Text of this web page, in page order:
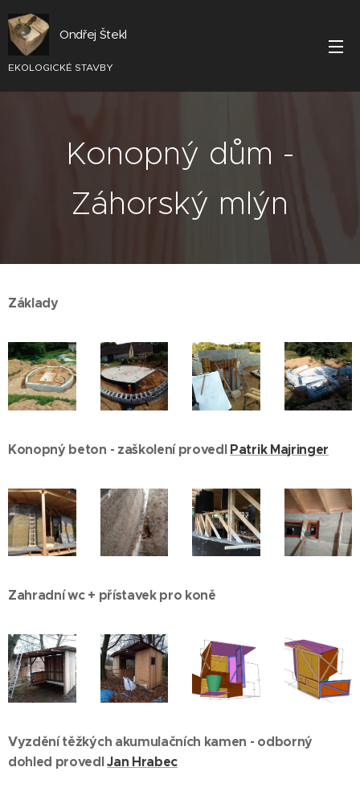
Ondřej Štekl
EKOLOGICKÉ STAVBY
Konopný dům -
Záhorský mlýn
Základy
Konopný beton - zaškolení provedlPatrik Majringer
Zahradní wc + přístavek pro koně
Vyzdění těžkých akumulačních kamen - odborný
dohled provedlJan Hrabec